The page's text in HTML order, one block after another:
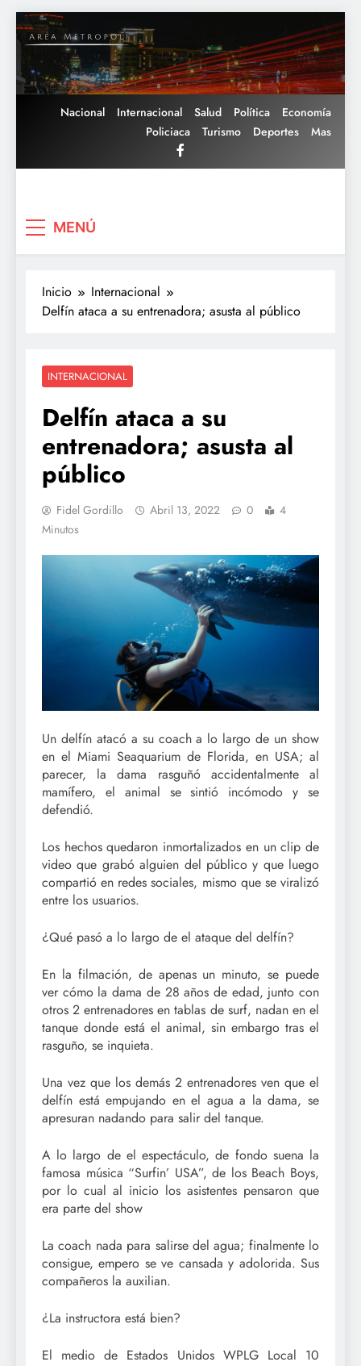
Saltar
al
contenido
Nacional Internacional Salud Política
Economía
Policiaca
Turismo Deportes Mas
MENÚ
Inicio
Internacional
Delfín ataca a su entrenadora; asusta al público
INTERNACIONAL
Delfín ataca a su
entrenadora; asusta al
público
Fidel Gordillo Abril 13, 2022 0
4
Minutos
Un delfín atacó a su coach a lo largo de un show
en el Miami Seaquarium de Florida, en USA; al
parecer, la dama rasguñó accidentalmente al
mamífero, el animal se sintió incómodo y se
defendió.
Los hechos quedaron inmortalizados en un clip de
video que grabó alguien del público y que luego
compartió en redes sociales, mismo que se viralizó
entre los usuarios.
¿Qué pasó a lo largo de el ataque del delfín?
En la filmación, de apenas un minuto, se puede
ver cómo la dama de 28 años de edad, junto con
otros 2 entrenadores en tablas de surf, nadan en el
tanque donde está el animal, sin embargo tras el
rasguño, se inquieta.
Una vez que los demás 2 entrenadores ven que el
delfín está empujando en el agua a la dama, se
apresuran nadando para salir del tanque.
A lo largo de el espectáculo, de fondo suena la
famosa música “Surfin’ USA”, de los Beach Boys,
por lo cual al inicio los asistentes pensaron que
era parte del show
La coach nada para salirse del agua; finalmente lo
consigue, empero se ve cansada y adolorida. Sus
compañeros la auxilian.
¿La instructora está bien?
El medio de Estados Unidos WPLG Local 10